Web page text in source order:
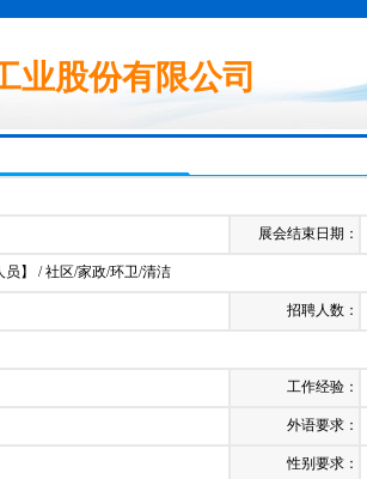
业股份有限公司
展会结束日期：
员】 / 社区/家政/环卫/清洁
招聘人数：
工作经验：
外语要求：
性别要求：